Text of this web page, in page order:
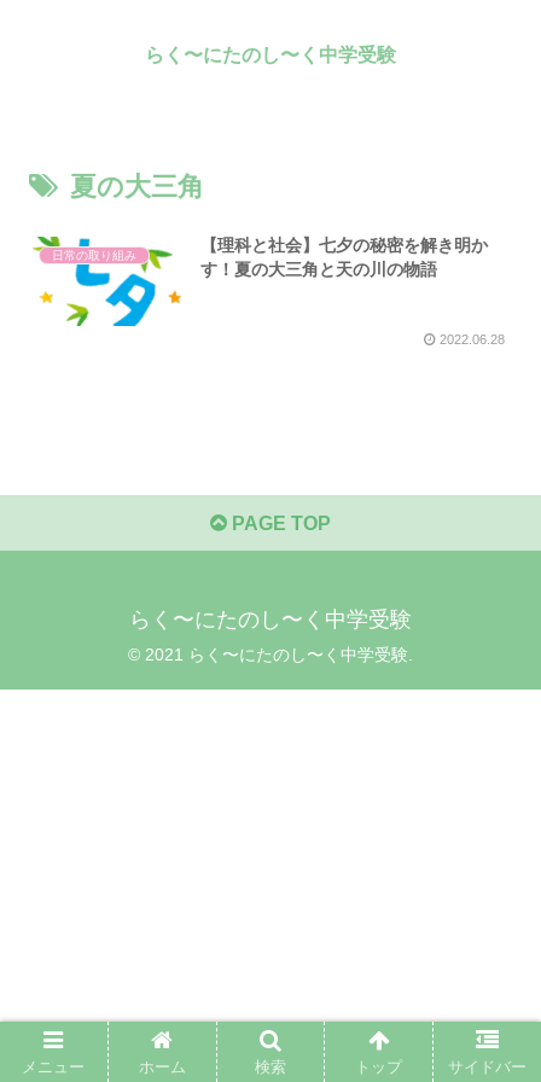
らく〜にたのし〜く中学受験
夏の大三角
日常の取り組み
【理科と社会】七夕の秘密を解き明か
す！夏の大三角と天の川の物語
2022.06.28
PAGE TOP
らく〜にたのし〜く中学受験
© 2021 らく〜にたのし〜く中学受験.
メニュー ホーム 検索 トップ サイドバー